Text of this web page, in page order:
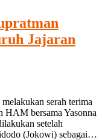
Jajaran
serah terima
HAM bersama Yasonna
setelah
(Jokowi) sebagai…